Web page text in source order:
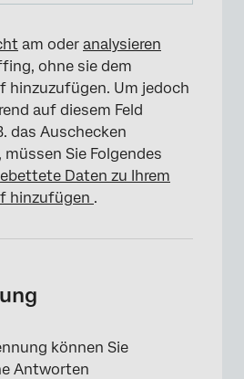
am oder analysieren
ohne sie dem
hinzuzufügen. Um jedoch
auf diesem Feld
das Auschecken
Sie Folgendes
Daten zu Ihrem
hinzufügen .
können Sie
Antworten